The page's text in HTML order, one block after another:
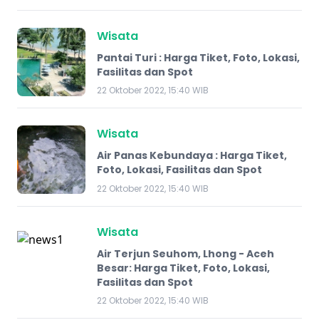
Wisata
Pantai Turi : Harga Tiket, Foto, Lokasi,
Fasilitas dan Spot
22 Oktober 2022, 15:40 WIB
Wisata
Air Panas Kebundaya : Harga Tiket,
Foto, Lokasi, Fasilitas dan Spot
22 Oktober 2022, 15:40 WIB
Wisata
Air Terjun Seuhom, Lhong - Aceh
Besar: Harga Tiket, Foto, Lokasi,
Fasilitas dan Spot
22 Oktober 2022, 15:40 WIB